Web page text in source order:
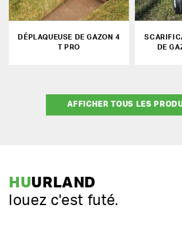
DÉPLAQUEUSE DE GAZON 4
T PRO
DE
AFFICHER TOUS LES
HUURLAND
louez c'est futé.